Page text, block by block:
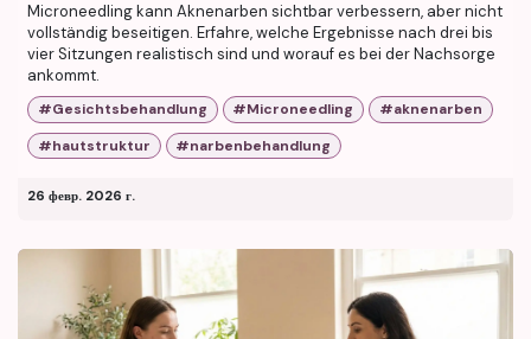
Microneedling kann Aknenarben sichtbar verbessern, aber nicht
vollständig beseitigen. Erfahre, welche Ergebnisse nach drei bis
vier Sitzungen realistisch sind und worauf es bei der Nachsorge
ankommt.
#Gesichtsbehandlung #Microneedling
#aknenarben
#hautstruktur
#narbenbehandlung
26 февр. 2026 г.